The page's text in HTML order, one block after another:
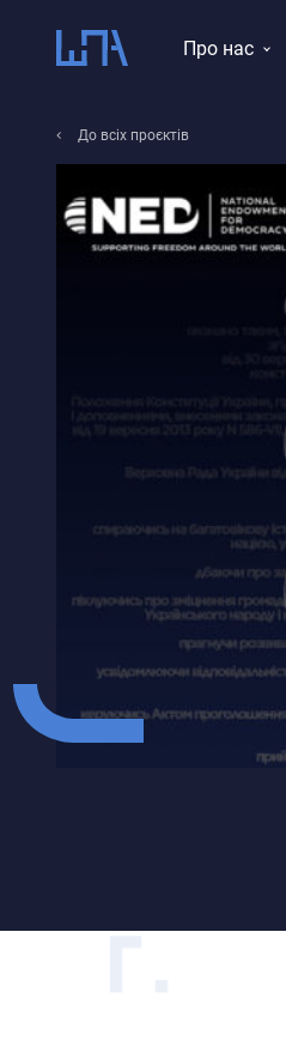
Про нас
Історія
Звіти
До всіх проєктів